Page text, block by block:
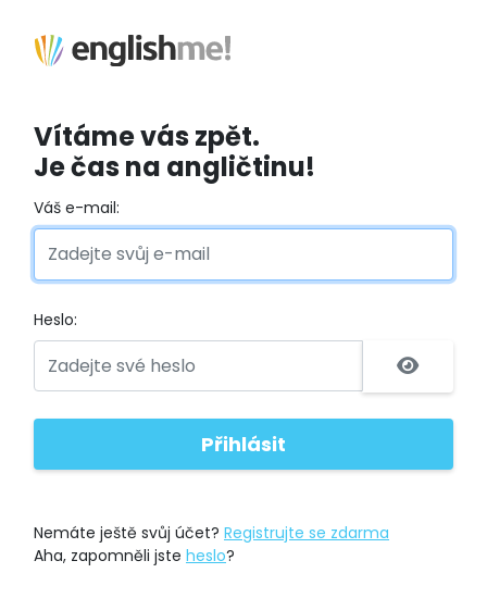
Vítáme vás zpět.
Je čas na angličtinu!
Váš e-mail:
Heslo:
Nemáte ještě svůj účet? Registrujte se zdarma
Aha, zapomněli jste heslo?